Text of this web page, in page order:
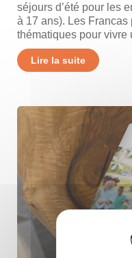
séjours d’été pour les
à 17 ans). Les
thématiques pour vivre
Lire la suite